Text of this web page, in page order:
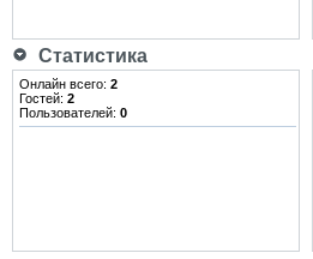
Статистика
Онлайн всего: 2
Гостей: 2
Пользователей: 0